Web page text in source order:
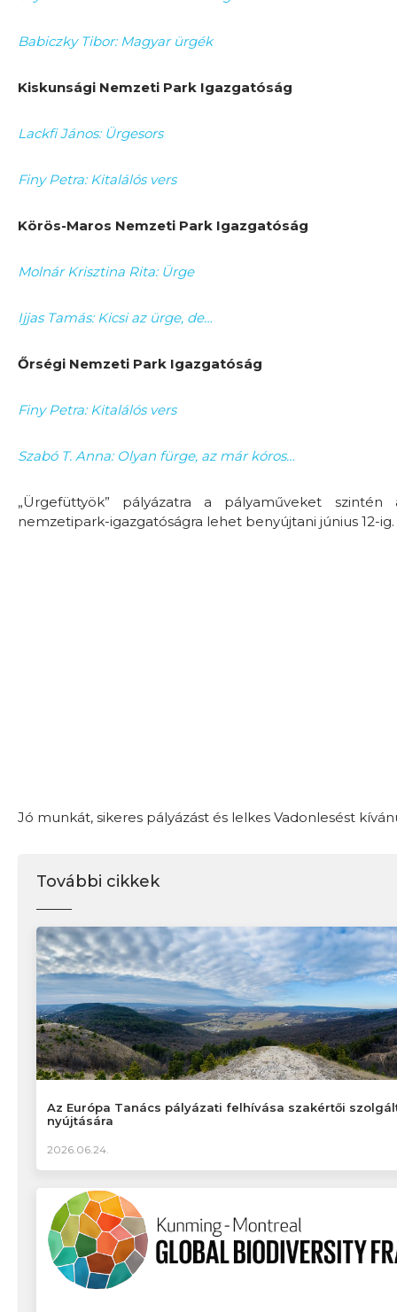
Babiczky Tibor: Magyar ürgék
Kiskunsági Nemzeti Park Igazgatóság
Lackfi János: Ürgesors
Finy Petra: Kitalálós vers
Körös-Maros Nemzeti Park Igazgatóság
Molnár Krisztina Rita: Ürge
Ijjas Tamás: Kicsi az ürge, de…
Őrségi Nemzeti Park Igazgatóság
Finy Petra: Kitalálós vers
Szabó T. Anna: Olyan fürge, az már kóros…
„Ürgefüttyök” pályázatra a pályaműveket
nemzetipark-igazgatóságra lehet benyújtani június 12-ig.
Jó munkát, sikeres pályázást és lelkes Vadonlesést
További cikkek
Az Európa Tanács pályázati felhívása szakértői
nyújtására
2026.06.24.